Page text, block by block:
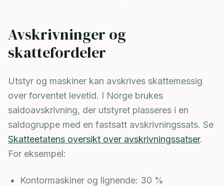
Avskrivninger og
skattefordeler
Utstyr og maskiner kan avskrives skattemessig
over forventet levetid. I Norge brukes
saldoavskrivning, der utstyret plasseres i en
saldogruppe med en fastsatt avskrivningssats. Se
Skatteetatens oversikt over avskrivningssatser.
For eksempel:
Kontormaskiner og lignende: 30 %